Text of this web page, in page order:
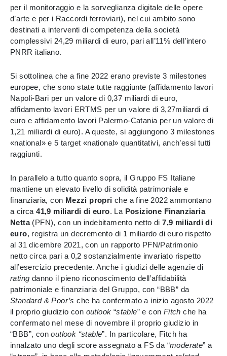
per il monitoraggio e la sorveglianza digitale delle opere
d’arte e per i Raccordi ferroviari), nel cui ambito sono
destinati a interventi di competenza della società
complessivi 24,29 miliardi di euro, pari all’11% dell’intero
PNRR italiano.
Si sottolinea che a fine 2022 erano previste 3 milestones
europee, che sono state tutte raggiunte (affidamento lavori
Napoli-Bari per un valore di 0,37 miliardi di euro,
affidamento lavori ERTMS per un valore di 3,27miliardi di
euro e affidamento lavori Palermo-Catania per un valore di
1,21 miliardi di euro). A queste, si aggiungono 3 milestones
«national» e 5 target «national» quantitativi, anch’essi tutti
raggiunti.
In parallelo a tutto quanto sopra, il Gruppo FS Italiane
mantiene un elevato livello di solidità patrimoniale e
finanziaria, con Mezzi propriche a fine 2022 ammontano
a circa41,9 miliardi di euro. La Posizione Finanziaria
Netta (PFN), con un indebitamento netto di7,9 miliardi di
euro, registra un decremento di 1 miliardo di euro rispetto
al 31 dicembre 2021, con un rapporto PFN/Patrimonio
netto circa pari a 0,2 sostanzialmente invariato rispetto
all’esercizio precedente. Anche i giudizi delle agenzie di
rating danno il pieno riconoscimento dell’affidabilità
patrimoniale e finanziaria del Gruppo, con “BBB” da
Standard & Poor’s che ha confermato a inizio agosto 2022
il proprio giudizio con outlook “stable” e con Fitch che ha
confermato nel mese di novembre il proprio giudizio in
“BBB”, conoutlook “stable”. In particolare, Fitch ha
innalzato uno degli score assegnato a FS da “moderate” a